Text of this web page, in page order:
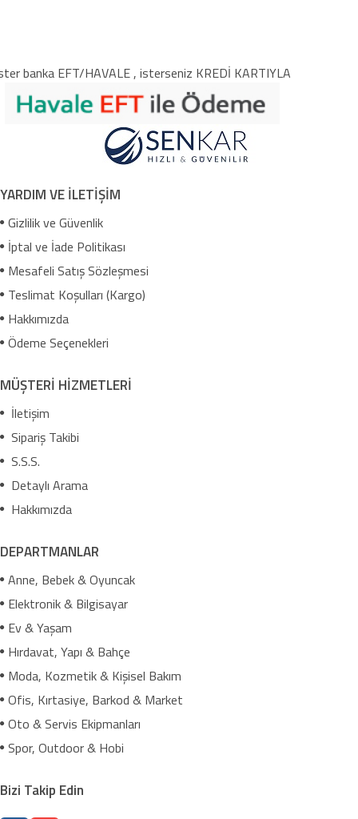
banka EFT/HAVALE , isterseniz KREDİ KARTIYLA
YARDIM VE İLETİŞİM
Gizlilik ve Güvenlik
İptal ve İade Politikası
Mesafeli Satış Sözleşmesi
Teslimat Koşulları (Kargo)
Hakkımızda
Ödeme Seçenekleri
MÜŞTERİ HİZMETLERİ
İletişim
Sipariş Takibi
S.S.S.
Detaylı Arama
Hakkımızda
DEPARTMANLAR
Anne, Bebek & Oyuncak
Elektronik & Bilgisayar
Ev & Yaşam
Hırdavat, Yapı & Bahçe
Moda, Kozmetik & Kişisel Bakım
Ofis, Kırtasiye, Barkod & Market
Oto & Servis Ekipmanları
Spor, Outdoor & Hobi
Bizi Takip Edin